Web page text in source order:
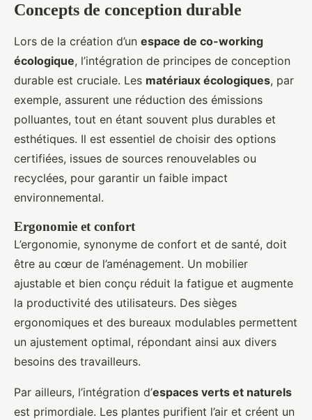
Concepts de conception durable
Lors de la création d’un espace de co-working
écologique, l’intégration de principes de conception
durable est cruciale. Les matériaux écologiques, par
exemple, assurent une réduction des émissions
polluantes, tout en étant souvent plus durables et
esthétiques. Il est essentiel de choisir des options
certifiées, issues de sources renouvelables ou
recyclées, pour garantir un faible impact
environnemental.
Ergonomie et confort
L’ergonomie, synonyme de confort et de santé, doit
être au cœur de l’aménagement. Un mobilier
ajustable et bien conçu réduit la fatigue et augmente
la productivité des utilisateurs. Des sièges
ergonomiques et des bureaux modulables permettent
un ajustement optimal, répondant ainsi aux divers
besoins des travailleurs.
Par ailleurs, l’intégration d’espaces verts et naturels
est primordiale. Les plantes purifient l’air et créent un